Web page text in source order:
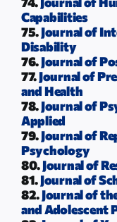
Capabilities
75.Journal of
Disability
76.Journal of
77.Journal of
and Health
78.Journal of
Applied
79.Journal of
Psychology
80.Journal of
81.Journal of
82.Journal of
and Adolescent